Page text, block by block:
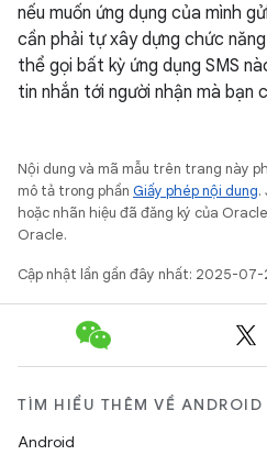
nếu muốn ứng dụng của mình
cần phải tự xây dựng chức
thể gọi bất kỳ ứng dụng SMS
tin nhắn tới người nhận mà bạn
Nội dung và mã mẫu trên trang này
mô tả trong phần Giấy phép nội dung.
hoặc nhãn hiệu đã đăng ký của
Oracle.
Cập nhật lần gần đây nhất: 2025-07-
TÌM HIỂU THÊM VỀ ANDROID
Android